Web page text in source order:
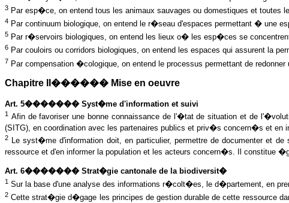
3 Par esp�ce, on entend tous les animaux sauvages ou domestiques et toutes
4 Par continuum biologique, on entend le r�seau d'espaces permettant �
5 Par r�servoirs biologiques, on entend les lieux o� les esp�ces se
6 Par couloirs ou corridors biologiques, on entend les espaces qui assurent la
7 Par compensation �cologique, on entend le processus permettant de
Chapitre II������ Mise en oeuvre
Art. 5������� Syst�me d'information et suivi
1
Afin de favoriser une bonne connaissance de l'�tat de situation et de
(SITG), en coordination avec les partenaires publics et priv�s concern�s et
2 Le syst�me d'information doit, en particulier, permettre de documenter et
ressource et d'en informer la population et les acteurs concern�s. Il constitue
Art. 6������� Strat�gie cantonale de la biodiversit�
1 Sur la base d'une analyse des informations r�colt�es, le d�partement, en
2 Cette strat�gie d�gage les principes de gestion durable de cette